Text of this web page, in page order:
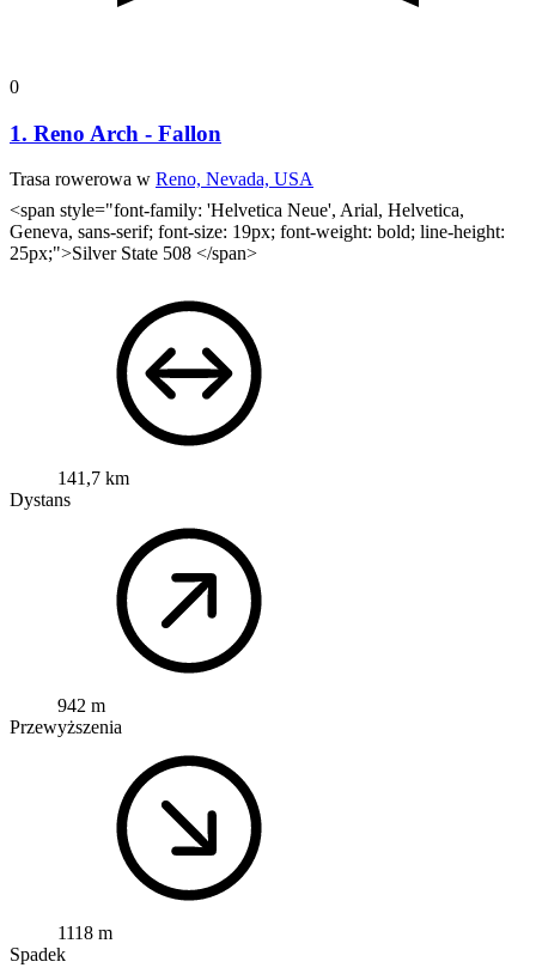
0
1. Reno Arch - Fallon
Trasa rowerowa w Reno, Nevada, USA
<span style="font-family: 'Helvetica Neue', Arial, Helvetica,
Geneva, sans-serif; font-size: 19px; font-weight: bold; line-height:
25px;">Silver State 508 </span>
141,7 km
Dystans
942 m
Przewyższenia
1118 m
Spadek